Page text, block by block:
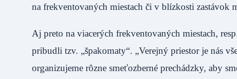
na frekventovaných miestach či v blízkosti zastávok
Aj preto na viacerých frekventovaných miestach,
pribudli tzv. „špakomaty“. „Verejný priestor je nás
organizujeme rôzne smeťozberné prechádzky, aby